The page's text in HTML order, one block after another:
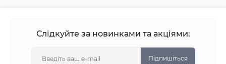
Слідкуйте за новинками та акціями:
Підпишіться